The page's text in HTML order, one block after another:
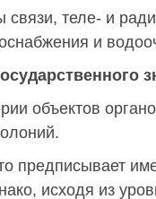
связи, теле- и
и
объектов
предписывает
исходя из